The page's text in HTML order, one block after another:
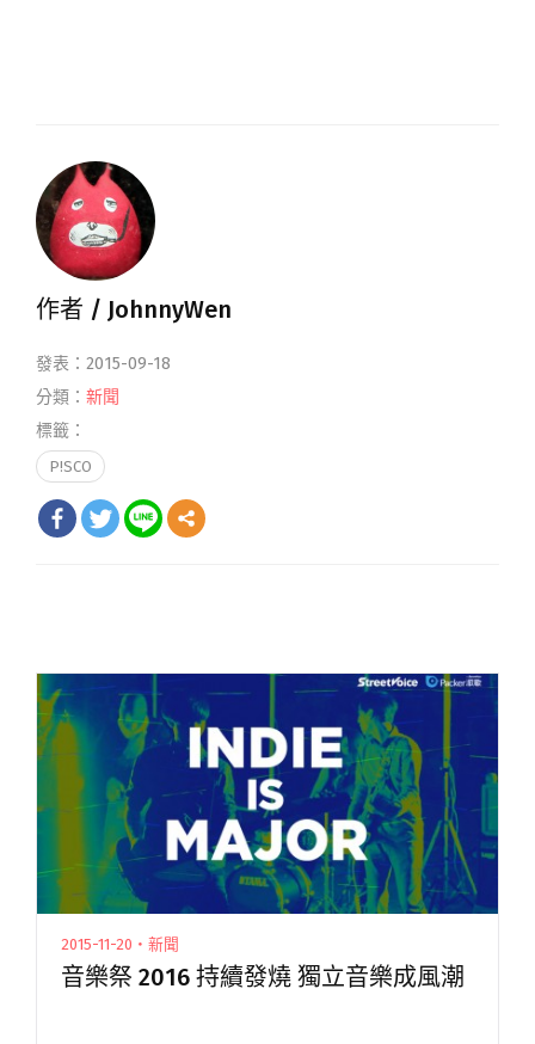
作者 / JohnnyWen
發表：2015-09-18
分類： 新聞
標籤：
P!SCO
2015-11-20・新聞
音樂祭 2016 持續發燒 獨立音樂成風潮